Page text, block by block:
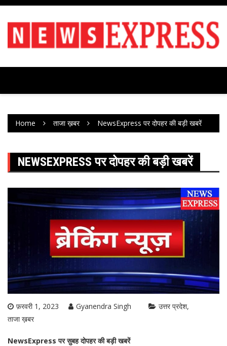
Skip
content
Home ताजा ख़बर NewsExpress पर दोपहर की बड़ी खबरें
NEWSEXPRESS पर दोपहर की बड़ी खबरें
फ़रवरी 1, 2023 Gyanendra Singh
उत्तर प्रदेश
ताजा ख़बर
NewsExpress पर सुबह दोपहर की बड़ी खबरें